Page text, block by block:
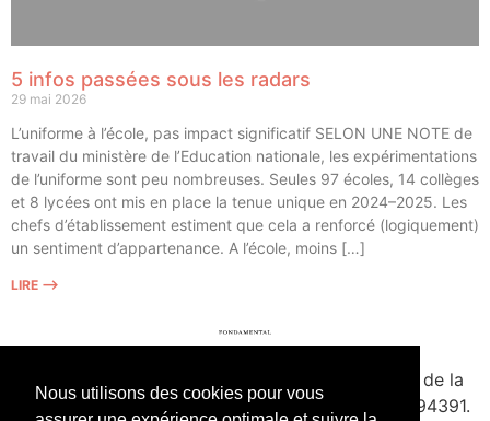
Nous utilisons des cookies pour vous
5 infos passées sous les radars
29 mai 2026
L’uniforme à l’école, pas impact signi­fi­ca­tif SELON UNE NOTE de
tra­vail du minis­tère de l’Education natio­nale, les expé­ri­men­ta­tions
de l’uniforme sont peu nom­breuses. Seules 97 écoles, 14 col­lèges
et 8 lycées ont mis en place la tenue unique en 2024–2025. Les
chefs d’établissement estiment que cela a ren­for­cé (logi­que­ment)
un sen­ti­ment d’appartenance. A l’école, moins […]
LIRE ⟶
Fondé en 2020. Édité par Presse de la
Forge & Delescluze SAS.Agrément CPPAP
1127Y94391.